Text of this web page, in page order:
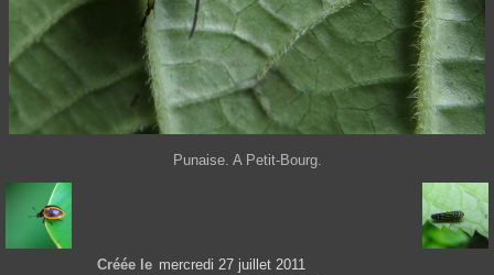
Punaise. A Petit-Bourg.
Créée le mercredi 27 juillet 2011